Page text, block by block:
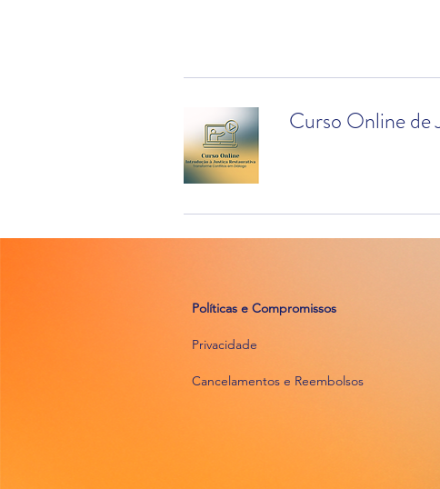
Curso Online de
Políticas e Compromissos
Privacidade
Cancelamentos e Reembolsos